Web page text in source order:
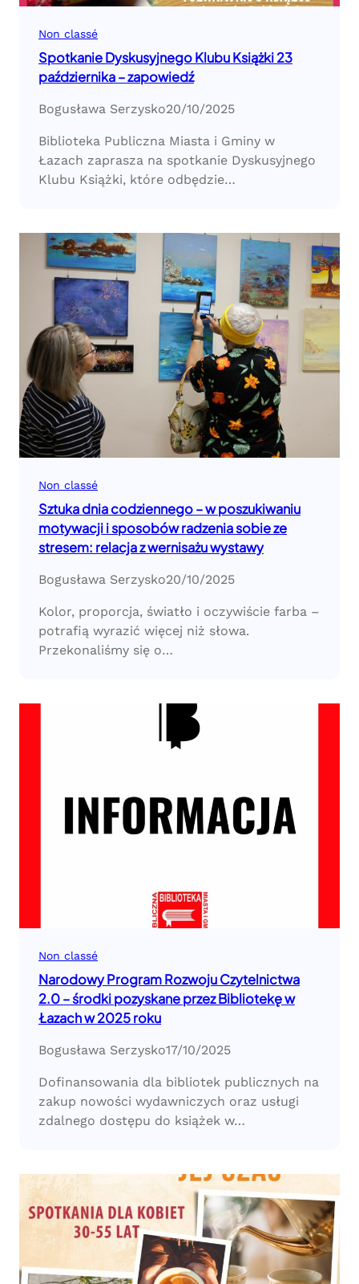
Non classé
Spotkanie Dyskusyjnego Klubu Książki 23
października – zapowiedź
Bogusława Serzysko20/10/2025
Biblioteka Publiczna Miasta i Gminy w
Łazach zaprasza na spotkanie Dyskusyjnego
Klubu Książki, które odbędzie…
Non classé
Sztuka dnia codziennego – w poszukiwaniu
motywacji i sposobów radzenia sobie ze
stresem: relacja z wernisażu wystawy
Bogusława Serzysko20/10/2025
Kolor, proporcja, światło i oczywiście farba –
potrafią wyrazić więcej niż słowa.
Przekonaliśmy się o…
Non classé
Narodowy Program Rozwoju Czytelnictwa
2.0 – środki pozyskane przez Bibliotekę w
Łazach w 2025 roku
Bogusława Serzysko17/10/2025
Dofinansowania dla bibliotek publicznych na
zakup nowości wydawniczych oraz usługi
zdalnego dostępu do książek w…